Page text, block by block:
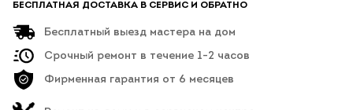
БЕСПЛАТНАЯ ДОСТАВКА В СЕРВИС И ОБРАТНО
Бесплатный выезд мастера на дом
Срочный ремонт в течение 1-2 часов
Фирменная гарантия от 6 месяцев